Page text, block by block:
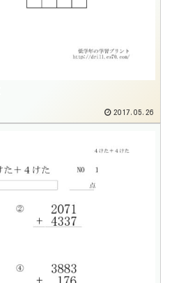
2017.05.26